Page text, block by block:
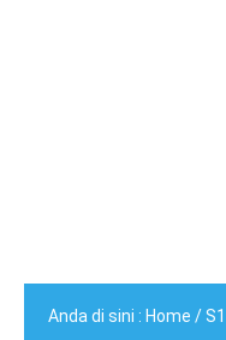
Anda di sini : Home /S1